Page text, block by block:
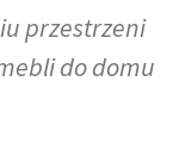
przestrzeni
do domu